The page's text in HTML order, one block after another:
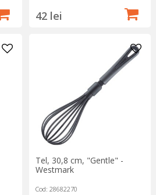
42 lei
Tel, 30,8 cm, "Gentle" -
Westmark
Cod: 28682270